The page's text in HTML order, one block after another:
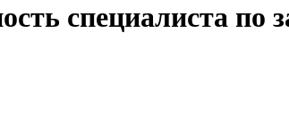
специалиста по